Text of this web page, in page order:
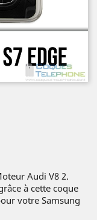
Audi V8 2.
à cette coque
votre Samsung